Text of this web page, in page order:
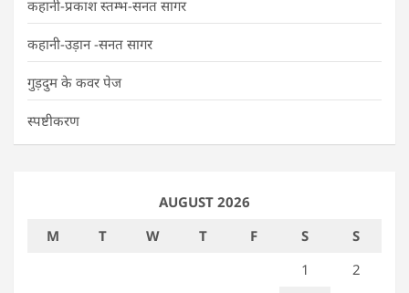
कहानी-प्रकाश स्तम्भ-सनत सागर
कहानी-उड़ान -सनत सागर
गुड़दुम के कवर पेज
स्पष्टीकरण
AUGUST 2026
M
T W T F S
S
1
2